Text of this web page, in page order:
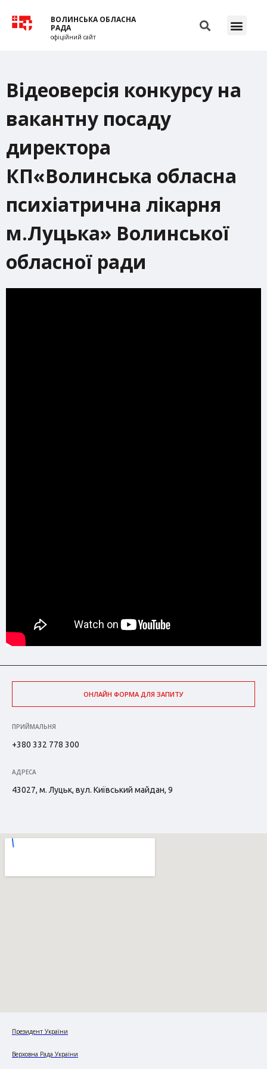
ВОЛИНСЬКА ОБЛАСНА
РАДА
офіційний сайт
Відеоверсія конкурсу на
вакантну посаду
директора
КП«Волинська обласна
психіатрична лікарня
м.Луцька» Волинської
обласної ради
ОНЛАЙН ФОРМА ДЛЯ ЗАПИТУ
ПРИЙМАЛЬНЯ
+380 332 778 300
АДРЕСА
43027, м. Луцьк, вул. Київський майдан, 9
Президент України
Верховна Рада України